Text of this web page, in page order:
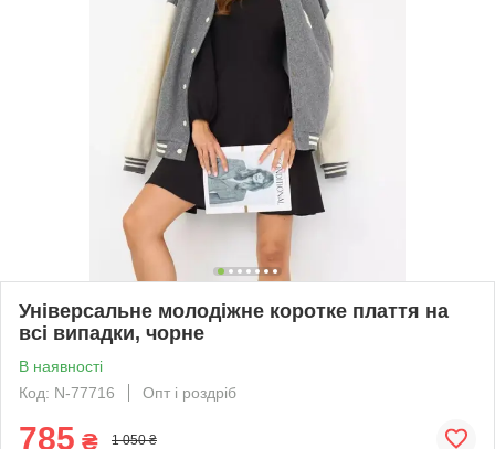
Універсальне молодіжне коротке плаття на
всі випадки, чорне
В наявності
Код: N-77716
Опт і роздріб
785 ₴ 1 050 ₴